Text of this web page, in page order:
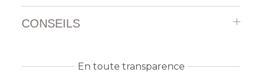
CONSEILS
En toute transparence